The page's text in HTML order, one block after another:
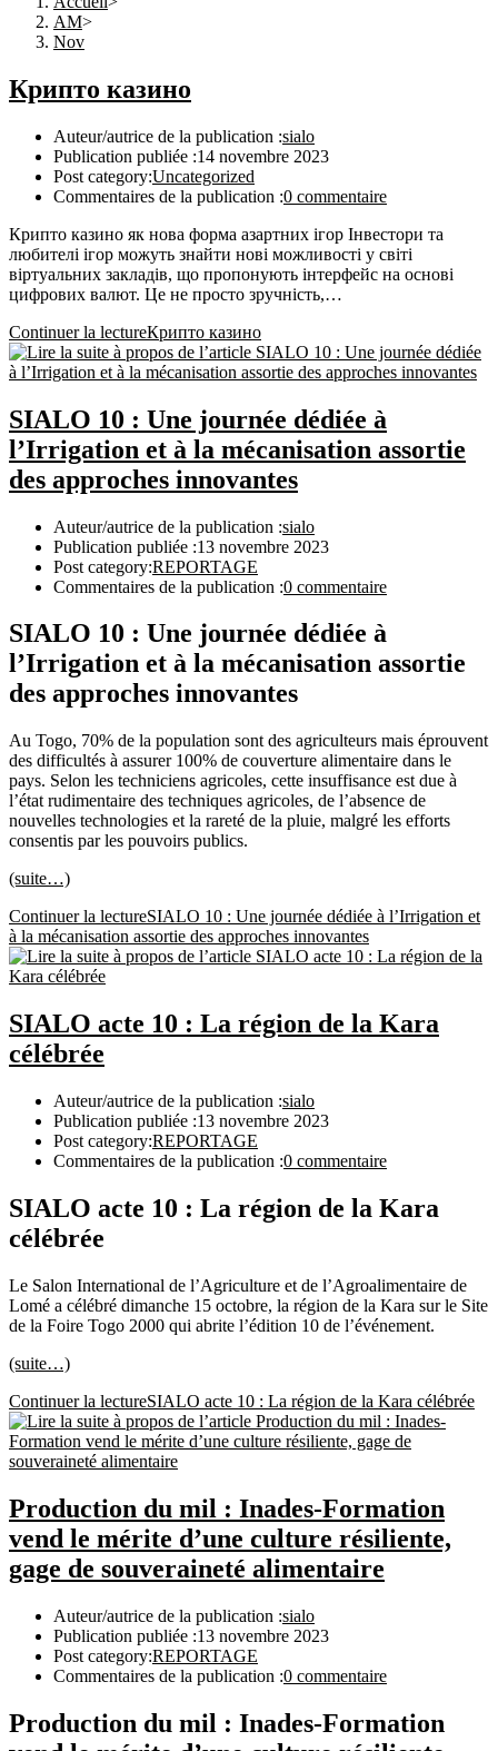
AM>
Nov
Крипто казино
Auteur/autrice de la publication :sialo
Publication publiée :14 novembre 2023
Post category:Uncategorized
Commentaires de la publication :0 commentaire
Крипто казино як нова форма азартних ігор Інвестори та
любителі ігор можуть знайти нові можливості у світі
віртуальних закладів, що пропонують інтерфейс на основі
цифрових валют. Це не просто зручність,…
Continuer la lectureКрипто казино
SIALO 10 : Une journée dédiée à
l’Irrigation et à la mécanisation assortie
des approches innovantes
Auteur/autrice de la publication :sialo
Publication publiée :13 novembre 2023
Post category:REPORTAGE
Commentaires de la publication :0 commentaire
SIALO 10 : Une journée dédiée à
l’Irrigation et à la mécanisation assortie
des approches innovantes
Au Togo, 70% de la population sont des agriculteurs mais éprouvent
des difficultés à assurer 100% de couverture alimentaire dans le
pays. Selon les techniciens agricoles, cette insuffisance est due à
l’état rudimentaire des techniques agricoles, de l’absence de
nouvelles technologies et la rareté de la pluie, malgré les efforts
consentis par les pouvoirs publics.
(suite…)
Continuer la lectureSIALO 10 : Une journée dédiée à l’Irrigation et
à la mécanisation assortie des approches innovantes
SIALO acte 10 : La région de la Kara
célébrée
Auteur/autrice de la publication :sialo
Publication publiée :13 novembre 2023
Post category:REPORTAGE
Commentaires de la publication :0 commentaire
SIALO acte 10 : La région de la Kara
célébrée
Le Salon International de l’Agriculture et de l’Agroalimentaire de
Lomé a célébré dimanche 15 octobre, la région de la Kara sur le Site
de la Foire Togo 2000 qui abrite l’édition 10 de l’événement.
(suite…)
Continuer la lectureSIALO acte 10 : La région de la Kara célébrée
Production du mil : Inades-Formation
vend le mérite d’une culture résiliente,
gage de souveraineté alimentaire
Auteur/autrice de la publication :sialo
Publication publiée :13 novembre 2023
Post category:REPORTAGE
Commentaires de la publication :0 commentaire
Production du mil : Inades-Formation